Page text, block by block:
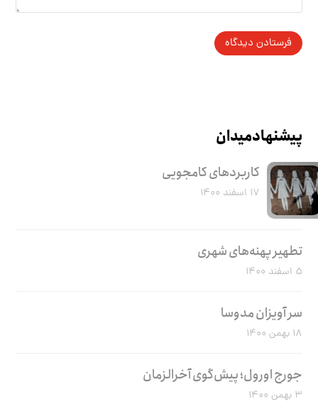
پیشنهاد میدان
کاربرد‌های کامجویی
۱۷ اسفند ۱۴۰۰
تطهیر پهنه‌های شهری
۵ اسفند ۱۴۰۰
سر آویزان مدوسا
۱۸ بهمن ۱۴۰۰
جورج اورول؛ پیش‌گوی آخرالزمان
۳ بهمن ۱۴۰۰